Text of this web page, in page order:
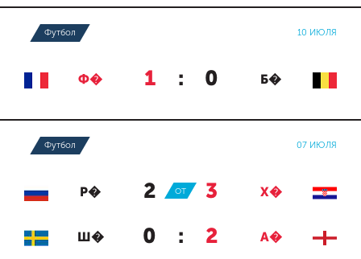
Футбол 10 ИЮЛЯ
Ф� 1 : 0 Б�
Футбол 07 ИЮЛЯ
Р� 2 : 3 Х�
ОТ
Ш� 0 : 2 А�